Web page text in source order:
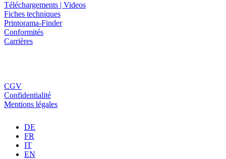
Téléchargements | Videos
Fiches techniques
Printorama-Finder
Conformités
Carrières
CGV
Confidentialité
Mentions légales
DE
FR
IT
EN